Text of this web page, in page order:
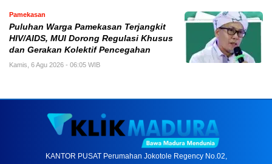
Pamekasan
Puluhan Warga Pamekasan Terjangkit
HIV/AIDS, MUI Dorong Regulasi Khusus
dan Gerakan Kolektif Pencegahan
Kamis, 6 Agu 2026 - 06:05 WIB
KANTOR PUSAT Perumahan Jokotole Regency No.02,